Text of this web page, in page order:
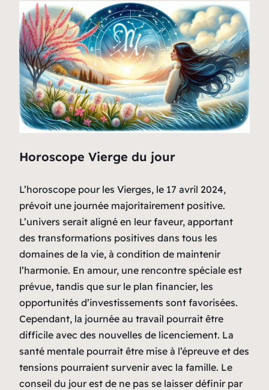
Horoscope Vierge du jour
L’horoscope pour les Vierges, le 17 avril 2024,
prévoit une journée majoritairement positive.
L’univers serait aligné en leur faveur, apportant
des transformations positives dans tous les
domaines de la vie, à condition de maintenir
l’harmonie. En amour, une rencontre spéciale est
prévue, tandis que sur le plan financier, les
opportunités d’investissements sont favorisées.
Cependant, la journée au travail pourrait être
difficile avec des nouvelles de licenciement. La
santé mentale pourrait être mise à l’épreuve et des
tensions pourraient survenir avec la famille. Le
conseil du jour est de ne pas se laisser définir par